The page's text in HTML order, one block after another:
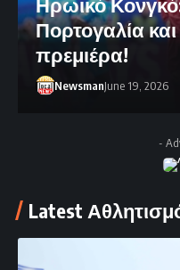
Πορτογαλία
πρεμιέρα!
NewsmanJune 19, 2026
-
Latest